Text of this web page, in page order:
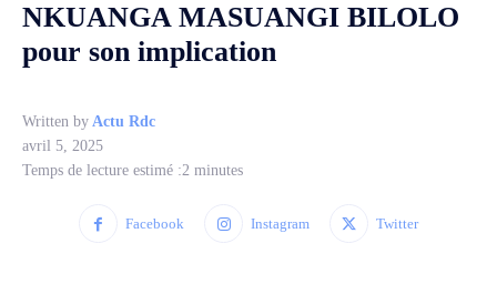
NKUANGA MASUANGI BILOLO
pour son implication
Written by Actu Rdc
avril 5, 2025
Temps de lecture estimé :2 minutes
Facebook Instagram Twitter